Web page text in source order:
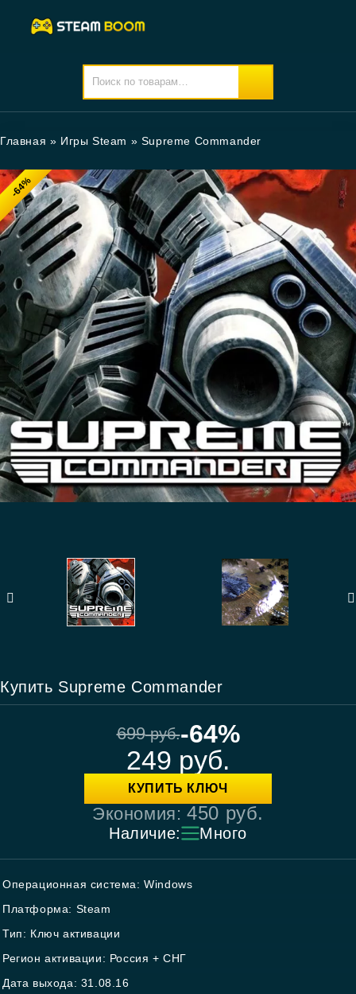
Главная » Игры Steam » Supreme Commander
-64%
Купить Supreme Commander
699руб.-64%
249 руб.
КУПИТЬ КЛЮЧ
Экономия:450 руб.
Наличие: Много
Операционная система: Windows
Платформа: Steam
Тип: Ключ активации
Регион активации: Россия + СНГ
Дата выхода: 31.08.16